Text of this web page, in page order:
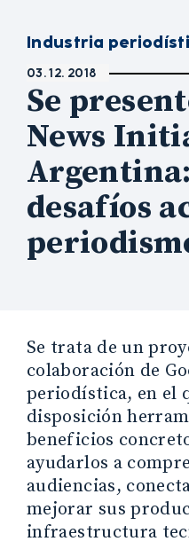
Industria
03. 12. 2018
Se
News
desafíos
Se trata de un
colaboración de
periodística, en el
disposición
beneficios
ayudarlos a
audiencias,
mejorar sus
infraestructura